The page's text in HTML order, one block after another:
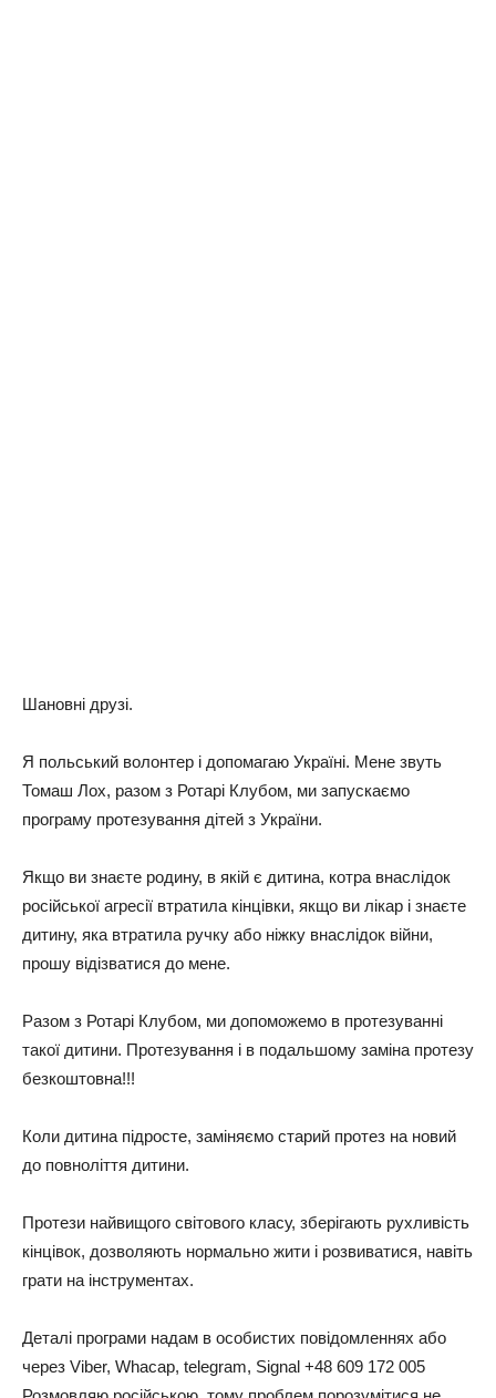
Шановні друзі.
Я польський волонтер і допомагаю Україні. Мене звуть
Томаш Лох, разом з Ротарі Клубом, ми запускаємо
програму протезування дітей з України.
Якщо ви знаєте родину, в якій є дитина, котра внаслідок
російської агресії втратила кінцівки, якщо ви лікар і знаєте
дитину, яка втратила ручку або ніжку внаслідок війни,
прошу відізватися до мене.
Разом з Ротарі Клубом, ми допоможемо в протезуванні
такої дитини. Протезування і в подальшому заміна протезу
безкоштовна!!!
Коли дитина підросте, заміняємо старий протез на новий
до повноліття дитини.
Протези найвищого світового класу, зберігають рухливість
кінцівок, дозволяють нормально жити і розвиватися, навіть
грати на інструментах.
Деталі програми надам в особистих повідомленнях або
через Viber, Whacap, telegram, Signal +48 609 172 005